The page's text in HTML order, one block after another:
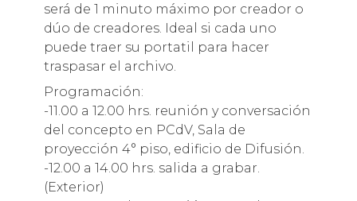
será de 1 minuto máximo por creador o
dúo de creadores. Ideal si cada uno
puede traer su portatil para hacer
traspasar el archivo.
Programación:
-11.00 a 12.00 hrs. reunión y conversación
del concepto en PCdV, Sala de
proyección 4° piso, edificio de Difusión.
-12.00 a 14.00 hrs. salida a grabar.
(Exterior)